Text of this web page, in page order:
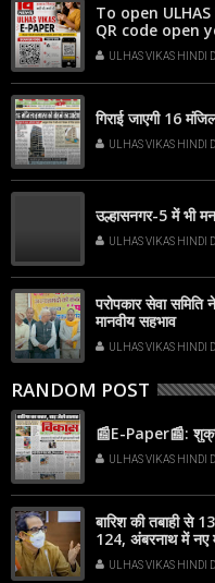
To open
QR code open
Lens, point it
popup that
ULHAS VIKAS HINDI
गिराई जाएगी 16
ULHAS VIKAS HINDI
उल्हासनगर-5 में भी
ULHAS VIKAS HINDI
परोपकार सेवा समिति
मानवीय सहभाव
ULHAS VIKAS HINDI
RANDOM POST
📰E-Paper📰:
ULHAS VIKAS HINDI
बारिश की तबाही से
124, अंबरनाथ में नए
मरीज 80
ULHAS VIKAS HINDI